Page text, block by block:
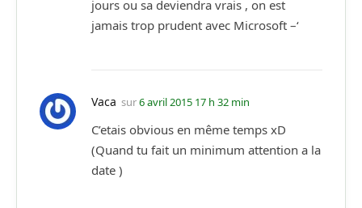
jours ou sa deviendra vrais , on est
jamais trop prudent avec Microsoft –‘
Vaca sur6 avril 2015 17 h 32 min
C’etais obvious en même temps xD
(Quand tu fait un minimum attention a la
date )